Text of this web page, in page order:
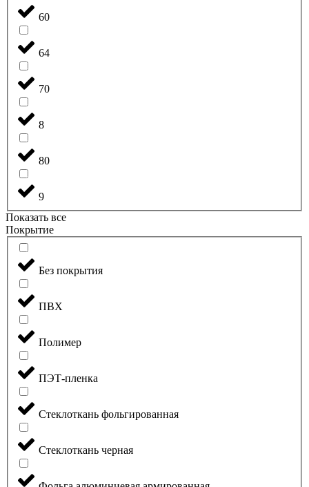
60
64
70
8
80
9
Показать все
Покрытие
Без покрытия
ПВХ
Полимер
ПЭТ-пленка
Стеклоткань фольгированная
Стеклоткань черная